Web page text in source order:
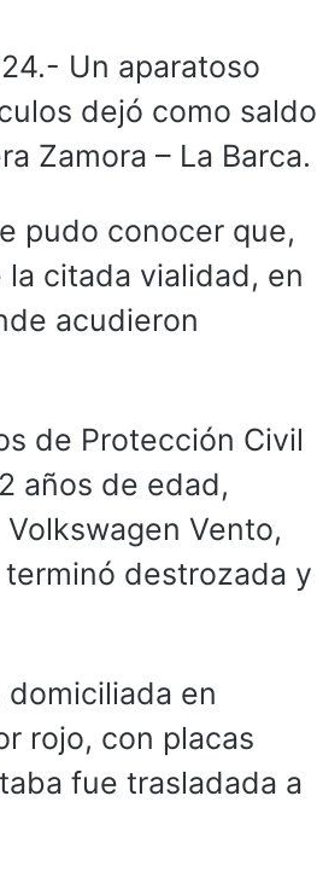
Un aparatoso
dejó como saldo
Zamora – La Barca.
pudo conocer que,
citada vialidad, en
acudieron
de Protección Civil
años de edad,
Vento,
destrozada y
domiciliada en
rojo, con placas
fue trasladada a